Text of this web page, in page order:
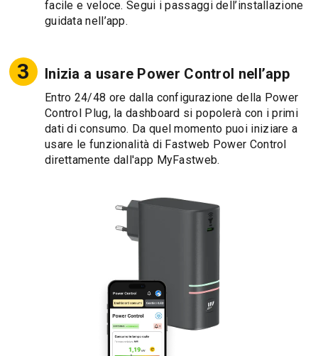
facile e veloce. Segui i passaggi dell’installazione
guidata nell’app.
Inizia a usare Power Control nell’app
Entro 24/48 ore dalla configurazione della Power
Control Plug, la dashboard si popolerà con i primi
dati di consumo. Da quel momento puoi iniziare a
usare le funzionalità di Fastweb Power Control
direttamente dall'app MyFastweb.